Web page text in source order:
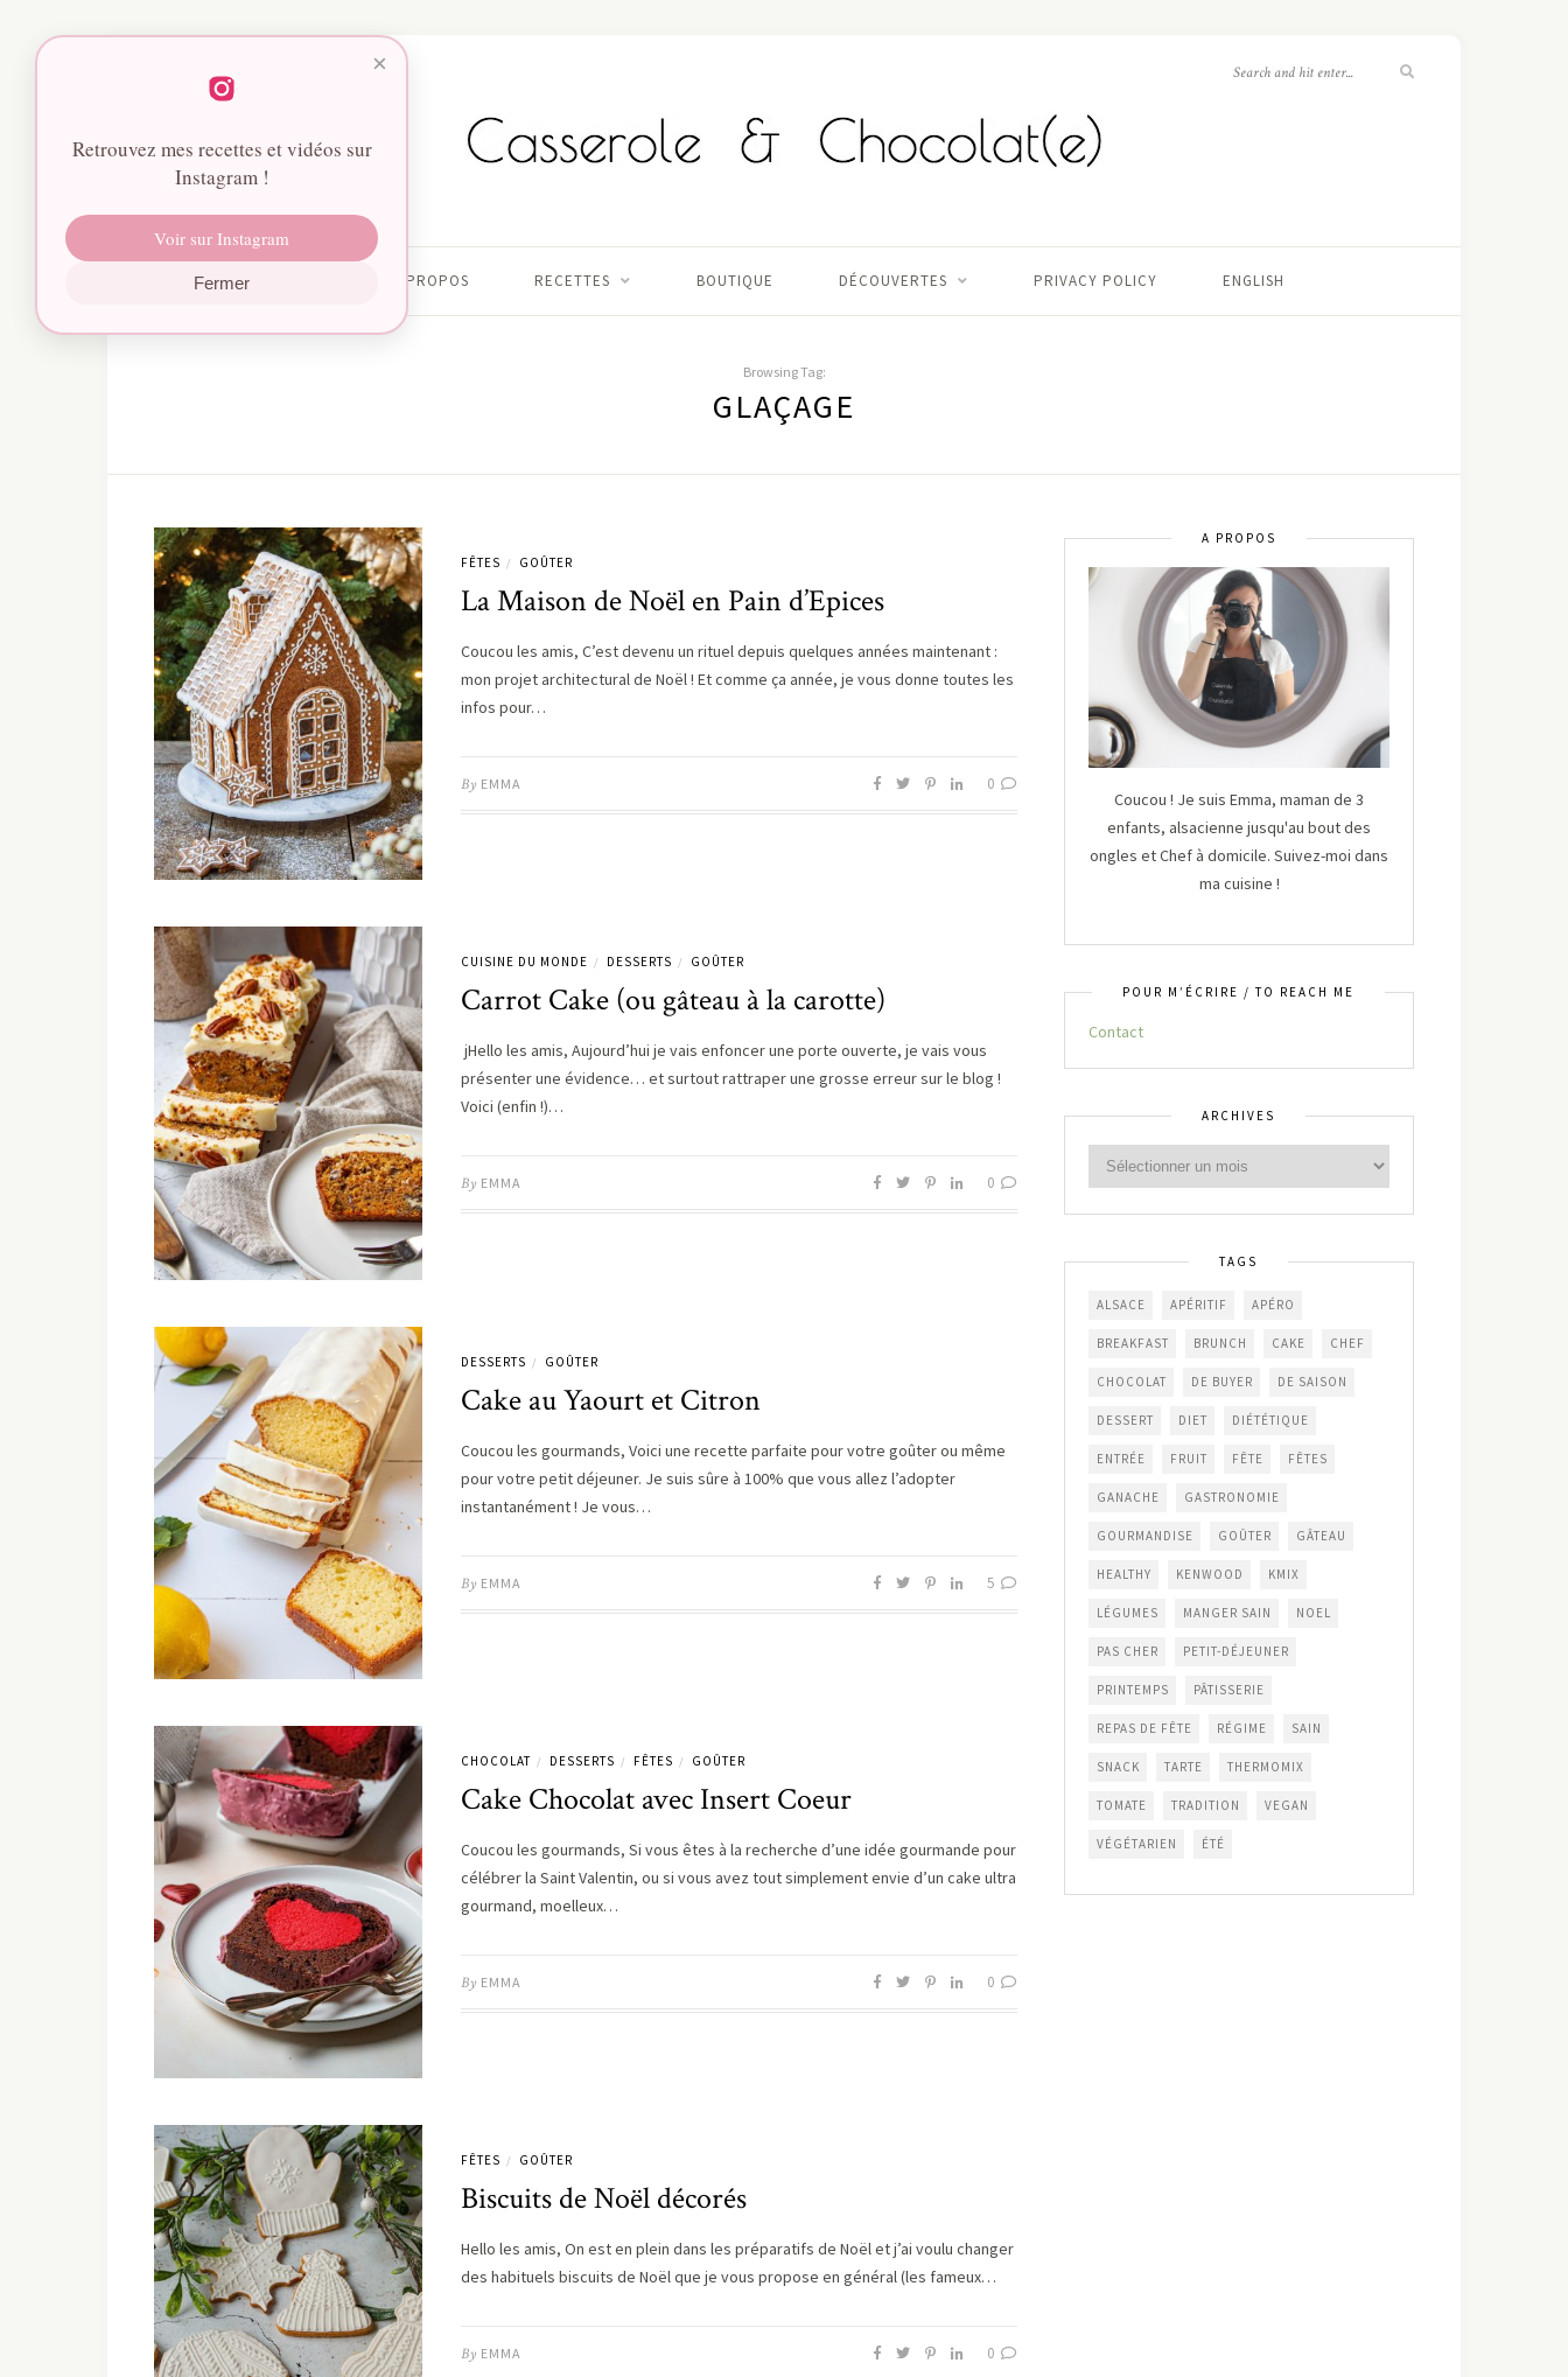
À PROPOS RECETTES BOUTIQUE DÉCOUVERTES PRIVACY POLICY ENGLISH
Browsing Tag:
GLAÇAGE
FÊTES / GOÛTER
La Maison de Noël en Pain d’Epices
Coucou les amis, C’est devenu un rituel depuis quelques années maintenant :
mon projet architectural de Noël ! Et comme ça année, je vous donne toutes les
infos pour…
By EMMA 0
CUISINE DU MONDE / DESSERTS / GOÛTER
Carrot Cake (ou gâteau à la carotte)
jHello les amis, Aujourd’hui je vais enfoncer une porte ouverte, je vais vous
présenter une évidence… et surtout rattraper une grosse erreur sur le blog !
Voici (enfin !)…
By EMMA 0
DESSERTS / GOÛTER
Cake au Yaourt et Citron
Coucou les gourmands, Voici une recette parfaite pour votre goûter ou même
pour votre petit déjeuner. Je suis sûre à 100% que vous allez l’adopter
instantanément ! Je vous…
By EMMA 5
CHOCOLAT / DESSERTS / FÊTES / GOÛTER
Cake Chocolat avec Insert Coeur
Coucou les gourmands, Si vous êtes à la recherche d’une idée gourmande pour
célébrer la Saint Valentin, ou si vous avez tout simplement envie d’un cake ultra
gourmand, moelleux…
By EMMA 0
FÊTES / GOÛTER
Biscuits de Noël décorés
Hello les amis, On est en plein dans les préparatifs de Noël et j’ai voulu changer
des habituels biscuits de Noël que je vous propose en général (les fameux…
By EMMA 0
A PROPOS
Coucou ! Je suis Emma, maman de 3
enfants, alsacienne jusqu'au bout des
ongles et Chef à domicile. Suivez-moi dans
ma cuisine !
POUR M’ÉCRIRE / TO REACH ME
Contact
ARCHIVES
TAGS
ALSACE APÉRITIF APÉRO
BREAKFAST BRUNCH CAKE CHEF
CHOCOLAT DE BUYER DE SAISON
DESSERT DIET DIÉTÉTIQUE
ENTRÉE FRUIT FÊTE FÊTES
GANACHE GASTRONOMIE
GOURMANDISE GOÛTER GÂTEAU
HEALTHY KENWOOD KMIX
LÉGUMES MANGER SAIN NOEL
PAS CHER PETIT-DÉJEUNER
PRINTEMPS PÂTISSERIE
REPAS DE FÊTE RÉGIME SAIN
SNACK TARTE THERMOMIX
TOMATE TRADITION VEGAN
VÉGÉTARIEN ÉTÉ
×
Retrouvez mes recettes et vidéos sur
Instagram !
Voir sur Instagram
Fermer